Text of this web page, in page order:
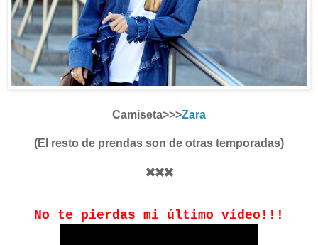
Camiseta>>>Zara
(El resto de prendas son de otras temporadas)
✖️✖️✖️
No te pierdas mi último vídeo!!!